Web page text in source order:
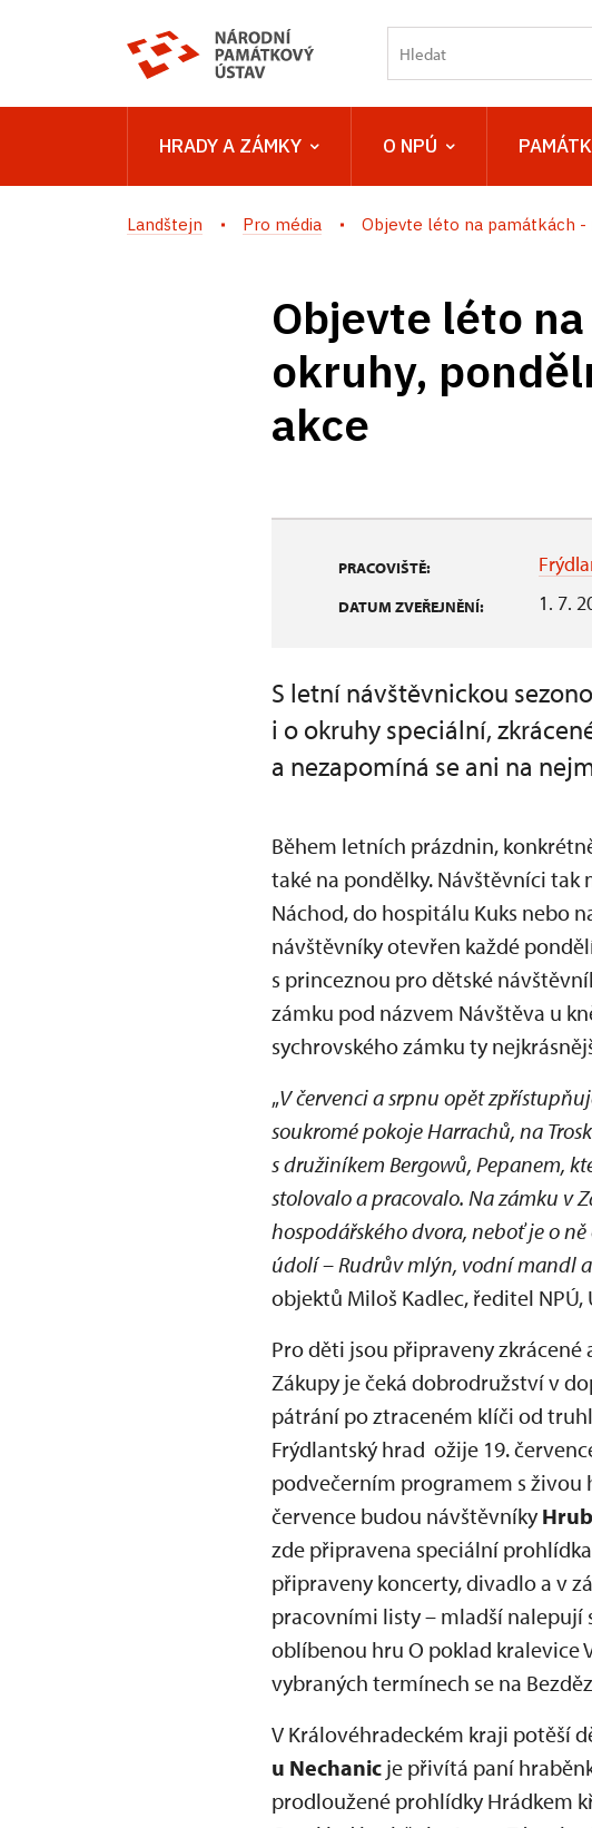
HRADY A ZÁMKY O NPÚ
Landštejn Pro média Objevte léto na památkách -
Objevte léto
okruhy,
akce
PRACOVIŠTĚ:
DATUM ZVEŘEJNĚNÍ: 1. 7.
S letní návštěvnickou
i o okruhy speciální,
a nezapomíná se ani na
Během letních prázdnin,
také na pondělky. Návštěvníci
Náchod, do hospitálu Kuks nebo
návštěvníky otevřen každé
s princeznou pro dětské
zámku pod názvem Návštěva u
sychrovského zámku ty
„V červenci a srpnu opět
soukromé pokoje Harrachů, na
s družiníkem Bergowů, Pepanem,
stolovalo a pracovalo. Na zámku v
hospodářského dvora, neboť je o
údolí – Rudrův mlýn, vodní mandl
objektů Miloš Kadlec, ředitel NPÚ,
Pro děti jsou připraveny zkrácené
Zákupy je čeká dobrodružství v
pátrání po ztraceném klíči od
Frýdlantský hrad ožije 19.
podvečerním programem s živou
července budou návštěvníky
zde připravena speciální
připraveny koncerty, divadlo a v
pracovními listy – mladší nalepují
oblíbenou hru O poklad kralevice
vybraných termínech se na
V Královéhradeckém kraji potěší
u Nechanic je přivítá paní
prodloužené prohlídky Hrádkem